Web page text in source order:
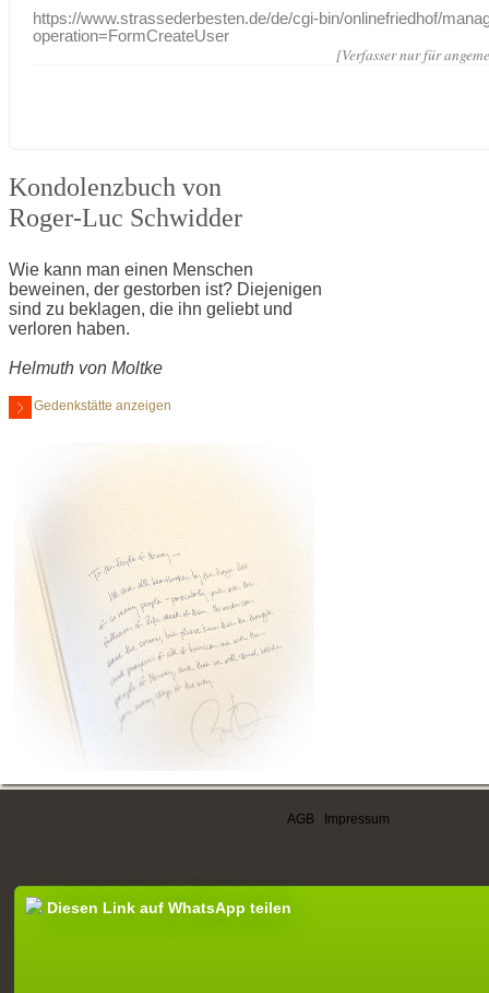
https://www.strassederbesten.de/de/cgi-bin/onlinefriedhof/
operation=FormCreateUser
[Verfasser nur für
Kondolenzbuch von
Roger-Luc Schwidder
Wie kann man einen Menschen
beweinen, der gestorben ist? Diejenigen
sind zu beklagen, die ihn geliebt und
verloren haben.
Helmuth von Moltke
Gedenkstätte anzeigen
AGB Impressum
Diesen Link auf WhatsApp teilen